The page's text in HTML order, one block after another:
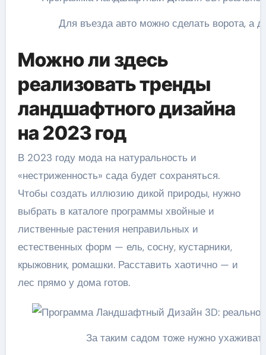
Для въезда авто можно сделать ворота, а
Можно ли здесь
реализовать тренды
ландшафтного дизайна
на 2023 год
В 2023 году мода на натуральность и
«нестриженность» сада будет сохраняться.
Чтобы создать иллюзию дикой природы, нужно
выбрать в каталоге программы хвойные и
лиственные растения неправильных и
естественных форм — ель, сосну, кустарники,
крыжовник, ромашки. Расставить хаотично — и
лес прямо у дома готов.
За таким садом тоже нужно